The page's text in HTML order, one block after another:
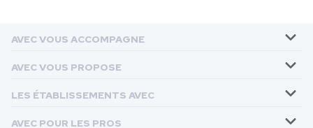
AVEC VOUS ACCOMPAGNE
AVEC VOUS PROPOSE
LES ÉTABLISSEMENTS AVEC
AVEC POUR LES PROS